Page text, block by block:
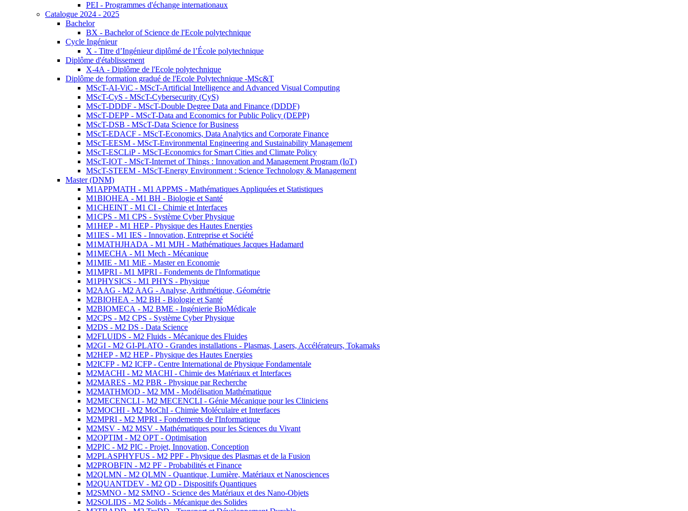
PEI - Programmes d'échange internationaux
Catalogue 2024 - 2025
Bachelor
BX - Bachelor of Science de l'Ecole polytechnique
Cycle Ingénieur
X - Titre d’Ingénieur diplômé de l’École polytechnique
Diplôme d'établissement
X-4A - Diplôme de l'Ecole polytechnique
Diplôme de formation gradué de l'Ecole Polytechnique -MSc&T
MScT-AI-ViC - MScT-Artificial Intelligence and Advanced Visual Computing
MScT-CyS - MScT-Cybersecurity (CyS)
MScT-DDDF - MScT-Double Degree Data and Finance (DDDF)
MScT-DEPP - MScT-Data and Economics for Public Policy (DEPP)
MScT-DSB - MScT-Data Science for Business
MScT-EDACF - MScT-Economics, Data Analytics and Corporate Finance
MScT-EESM - MScT-Environmental Engineering and Sustainability Management
MScT-ESCLiP - MScT-Economics for Smart Cities and Climate Policy
MScT-IOT - MScT-Internet of Things : Innovation and Management Program (IoT)
MScT-STEEM - MScT-Energy Environment : Science Technology & Management
Master (DNM)
M1APPMATH - M1 APPMS - Mathématiques Appliquées et Statistiques
M1BIOHEA - M1 BH - Biologie et Santé
M1CHEINT - M1 CI - Chimie et Interfaces
M1CPS - M1 CPS - Système Cyber Physique
M1HEP - M1 HEP - Physique des Hautes Energies
M1IES - M1 IES - Innovation, Entreprise et Société
M1MATHJHADA - M1 MJH - Mathématiques Jacques Hadamard
M1MECHA - M1 Mech - Mécanique
M1MIE - M1 MiE - Master en Economie
M1MPRI - M1 MPRI - Fondements de l'Informatique
M1PHYSICS - M1 PHYS - Physique
M2AAG - M2 AAG - Analyse, Arithmétique, Géométrie
M2BIOHEA - M2 BH - Biologie et Santé
M2BIOMECA - M2 BME - Ingénierie BioMédicale
M2CPS - M2 CPS - Système Cyber Physique
M2DS - M2 DS - Data Science
M2FLUIDS - M2 Fluids - Mécanique des Fluides
M2GI - M2 GI-PLATO - Grandes installations - Plasmas, Lasers, Accélérateurs, Tokamaks
M2HEP - M2 HEP - Physique des Hautes Energies
M2ICFP - M2 ICFP - Centre International de Physique Fondamentale
M2MACHI - M2 MACHI - Chimie des Matériaux et Interfaces
M2MARES - M2 PBR - Physique par Recherche
M2MATHMOD - M2 MM - Modélisation Mathématique
M2MECENCLI - M2 MECENCLI - Génie Mécanique pour les Cliniciens
M2MOCHI - M2 MoChI - Chimie Moléculaire et Interfaces
M2MPRI - M2 MPRI - Fondements de l'Informatique
M2MSV - M2 MSV - Mathématiques pour les Sciences du Vivant
M2OPTIM - M2 OPT - Optimisation
M2PIC - M2 PIC - Projet, Innovation, Conception
M2PLASPHYFUS - M2 PPF - Physique des Plasmas et de la Fusion
M2PROBFIN - M2 PF - Probabilités et Finance
M2QLMN - M2 QLMN - Quantique, Lumière, Matériaux et Nanosciences
M2QUANTDEV - M2 QD - Dispositifs Quantiques
M2SMNO - M2 SMNO - Science des Matériaux et des Nano-Objets
M2SOLIDS - M2 Solids - Mécanique des Solides